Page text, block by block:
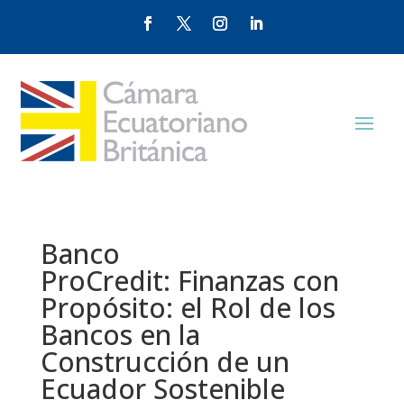
Banco
ProCredit: Finanzas con
Propósito: el Rol de los
Bancos en la
Construcción de un
Ecuador Sostenible